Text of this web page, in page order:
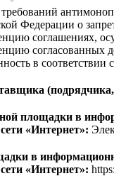
Федерации о
соглашениях,
согласованных
в
площадки в
«Интернет»:
в
«Интернет»: